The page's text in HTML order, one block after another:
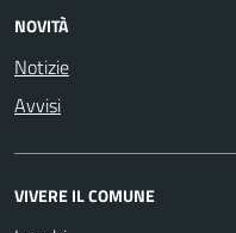
NOVITÀ
Notizie
Avvisi
VIVERE IL COMUNE